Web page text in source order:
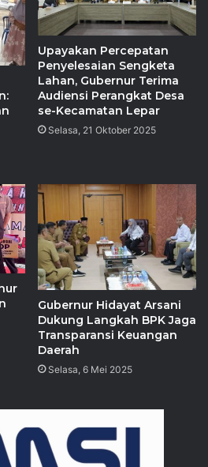
Upayakan Percepatan
Penyelesaian Sengketa
Lahan, Gubernur Terima
Audiensi Perangkat Desa
se-Kecamatan Lepar
Selasa, 21 Oktober 2025
Gubernur Hidayat Arsani
Dukung Langkah BPK Jaga
Transparansi Keuangan
Daerah
Selasa, 6 Mei 2025